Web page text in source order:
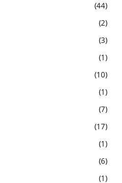
44
2
3
1
10
1
7
17
1
6
1